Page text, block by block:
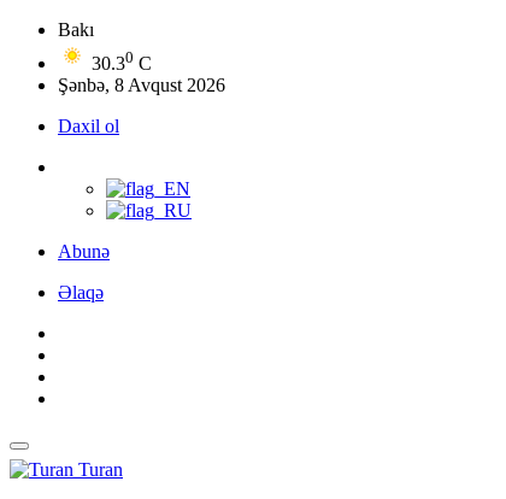
Bakı
30.30 C
Şənbə, 8 Avqust 2026
Daxil ol
Abunə
Əlaqə
Turan